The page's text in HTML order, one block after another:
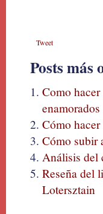
Tweet
Posts más
Como
enamorados
Cómo
Cómo subir
Análisis del
Reseña del
Lotersztain